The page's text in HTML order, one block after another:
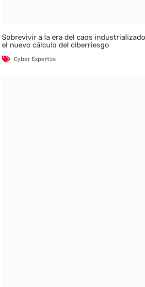
Sobrevivir a la era del caos
el nuevo cálculo del ciberriesgo
Cyber Expertos